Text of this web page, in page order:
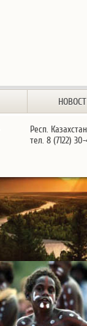
Респ.
тел. 8 (7122)